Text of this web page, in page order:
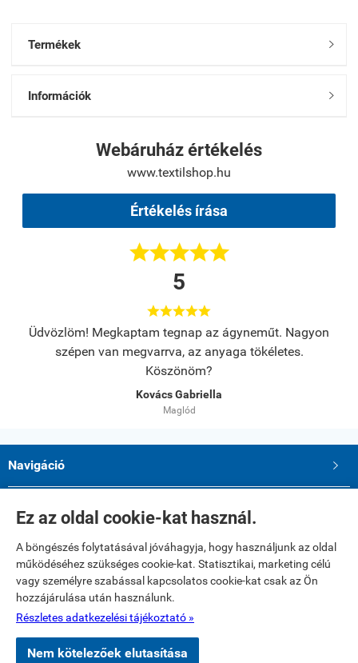
Ez az oldal cookie-kat használ.
A böngészés folytatásával jóváhagyja, hogy használjunk az oldal
működéséhez szükséges cookie-kat. Statisztikai, marketing célú
vagy személyre szabással kapcsolatos cookie-kat csak az Ön
hozzájárulása után használunk.
Részletes adatkezelési tájékoztató »
Nem kötelezőek elutasítása
Termékek 
Információk 
Webáruház értékelés
www.textilshop.hu
Értékelés írása

5

Üdvözlöm! Megkaptam tegnap az ágyneműt. Nagyon
szépen van megvarrva, az anyaga tökéletes.
Köszönöm?
Kovács Gabriella
Maglód
Navigáció 
Saját fiók
Elérhetőségek
Paku Andrea ev.
2234 Maglód, Dózsa György utca 39
Telefon: 06 20 321 23 77
E-mail: textilshop1@gmail.com